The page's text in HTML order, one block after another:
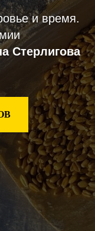
и время.
Стерлигова